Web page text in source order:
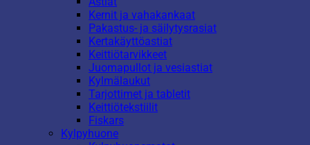
Kernit ja vahakankaat
Pakastus- ja säilytysrasiat
Kertakäyttöastiat
Keittiötarvikkeet
Juomapullot ja vesiastiat
Kylmälaukut
Tarjottimet ja tabletit
Keittiötekstiilit
Fiskars
Kylpyhuone